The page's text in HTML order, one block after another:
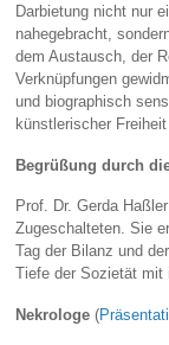
Darbietung nicht nur
nahegebracht,
dem Austausch, der
Verknüpfungen
und biographisch
künstlerischer
Begrüßung durch
Prof. Dr. Gerda
Zugeschalteten. Sie
Tag der Bilanz und
Tiefe der Sozietät mit
Nekrologe(